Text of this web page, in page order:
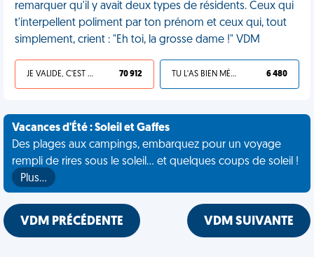
remarquer qu'il y avait deux types de résidents. Ceux qui
t'interpellent poliment par ton prénom et ceux qui, tout
simplement, crient : "Eh toi, la grosse dame !" VDM
JE VALIDE, C'EST UNE VDM 70 912 TU L'AS BIEN MÉRITÉ 6 480
Vacances d'Été : Soleil et Gaffes
Des plages aux campings, embarquez pour un voyage
rempli de rires sous le soleil... et quelques coups de soleil !
Plus…
VDM PRÉCÉDENTE VDM SUIVANTE